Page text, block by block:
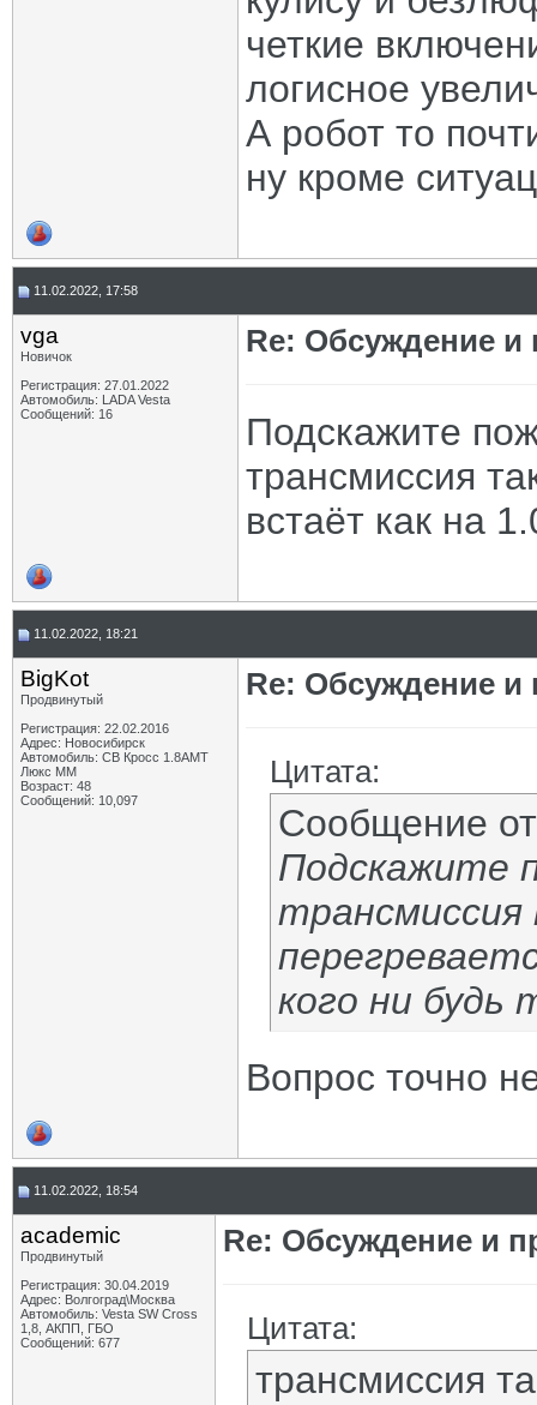
четкие
логисное
А робот то
ну кроме
11.02.2022, 17:58
vga
Новичок
Регистрация: 27.01.2022
Автомобиль: LADA Vesta
Сообщений: 16
Re: Обсуждение
Подскажите
трансмиссия
встаёт как на
11.02.2022, 18:21
BigKot
Продвинутый
Регистрация: 22.02.2016
Адрес: Новосибирск
Автомобиль: СВ Кросс 1.8АМТ
Люкс ММ
Возраст: 48
Сообщений: 10,097
Re: Обсуждение
Цитата:
Сообщение
Подскажите
трансмиссия
кого ни будь
Вопрос точно
11.02.2022, 18:54
academic
Продвинутый
Регистрация: 30.04.2019
Адрес: Волгоград\Москва
Автомобиль: Vesta SW Cross
1,8, АКПП, ГБО
Сообщений: 677
Re: Обсуждение и
Цитата:
трансмиссия